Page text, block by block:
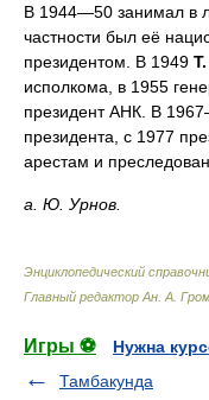
В 1944—50 занимал в
частности был её
президентом. В 1949 Т.
исполкома, в 1955
президент АНК. В
президента, с 1977
арестам и
а. Ю. Урнов.
Энциклопедический
Главный редактор Ан. А.
Игры ⚽
Нужна
Тамбакунда